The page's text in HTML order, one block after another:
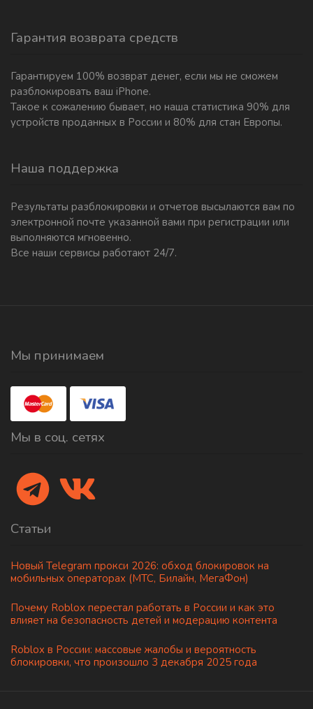
Гарантия возврата средств
Гарантируем 100% возврат денег, если мы не сможем
разблокировать ваш iPhone.
Такое к сожалению бывает, но наша статистика 90% для
устройств проданных в России и 80% для стан Европы.
Наша поддержка
Результаты разблокировки и отчетов высылаются вам по
электронной почте указанной вами при регистрации или
выполняются мгновенно.
Все наши сервисы работают 24/7.
Мы принимаем
Мы в соц. сетях
Статьи
Новый Telegram прокси 2026: обход блокировок на
мобильных операторах (МТС, Билайн, МегаФон)
Почему Roblox перестал работать в России и как это
влияет на безопасность детей и модерацию контента
Roblox в России: массовые жалобы и вероятность
блокировки, что произошло 3 декабря 2025 года